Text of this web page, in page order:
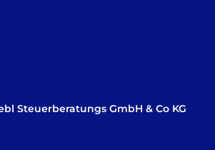
Steuerberatungs GmbH & Co KG